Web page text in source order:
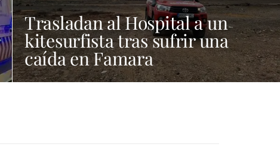
Trasladan al Hospital a un
kitesurfista tras sufrir una
caída en Famara